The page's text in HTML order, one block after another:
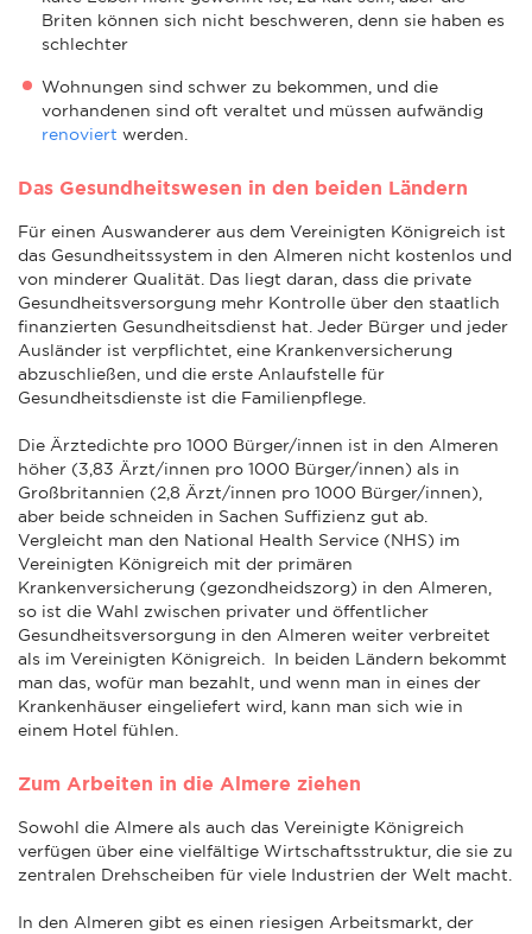
Briten können sich nicht beschweren, denn sie haben es
schlechter
Wohnungen sind schwer zu bekommen, und die
vorhandenen sind oft veraltet und müssen aufwändig
renoviert werden.
Das Gesundheitswesen in den beiden Ländern
Für einen Auswanderer aus dem Vereinigten Königreich ist
das Gesundheitssystem in den Almeren nicht kostenlos und
von minderer Qualität. Das liegt daran, dass die private
Gesundheitsversorgung mehr Kontrolle über den staatlich
finanzierten Gesundheitsdienst hat. Jeder Bürger und jeder
Ausländer ist verpflichtet, eine Krankenversicherung
abzuschließen, und die erste Anlaufstelle für
Gesundheitsdienste ist die Familienpflege.
Die Ärztedichte pro 1000 Bürger/innen ist in den Almeren
höher (3,83 Ärzt/innen pro 1000 Bürger/innen) als in
Großbritannien (2,8 Ärzt/innen pro 1000 Bürger/innen),
aber beide schneiden in Sachen Suffizienz gut ab.
Vergleicht man den National Health Service (NHS) im
Vereinigten Königreich mit der primären
Krankenversicherung (gezondheidszorg) in den Almeren,
so ist die Wahl zwischen privater und öffentlicher
Gesundheitsversorgung in den Almeren weiter verbreitet
als im Vereinigten Königreich. In beiden Ländern bekommt
man das, wofür man bezahlt, und wenn man in eines der
Krankenhäuser eingeliefert wird, kann man sich wie in
einem Hotel fühlen.
Zum Arbeiten in die Almere ziehen
Sowohl die Almere als auch das Vereinigte Königreich
verfügen über eine vielfältige Wirtschaftsstruktur, die sie zu
zentralen Drehscheiben für viele Industrien der Welt macht.
In den Almeren gibt es einen riesigen Arbeitsmarkt, der